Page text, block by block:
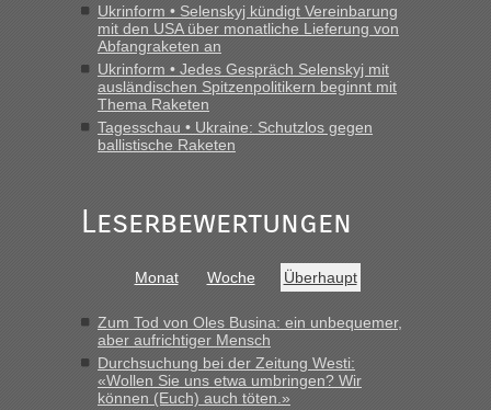
Ukrinform • Selenskyj kündigt Vereinbarung
mit den USA über monatliche Lieferung von
Abfangraketen an
Ukrinform • Jedes Gespräch Selenskyj mit
ausländischen Spitzenpolitikern beginnt mit
Thema Raketen
Tagesschau • Ukraine: Schutzlos gegen
ballistische Raketen
Leserbewertungen
Monat Woche Überhaupt
Zum Tod von Oles Busina: ein unbequemer,
aber aufrichtiger Mensch
Durchsuchung bei der Zeitung Westi:
«Wollen Sie uns etwa umbringen? Wir
können (Euch) auch töten.»